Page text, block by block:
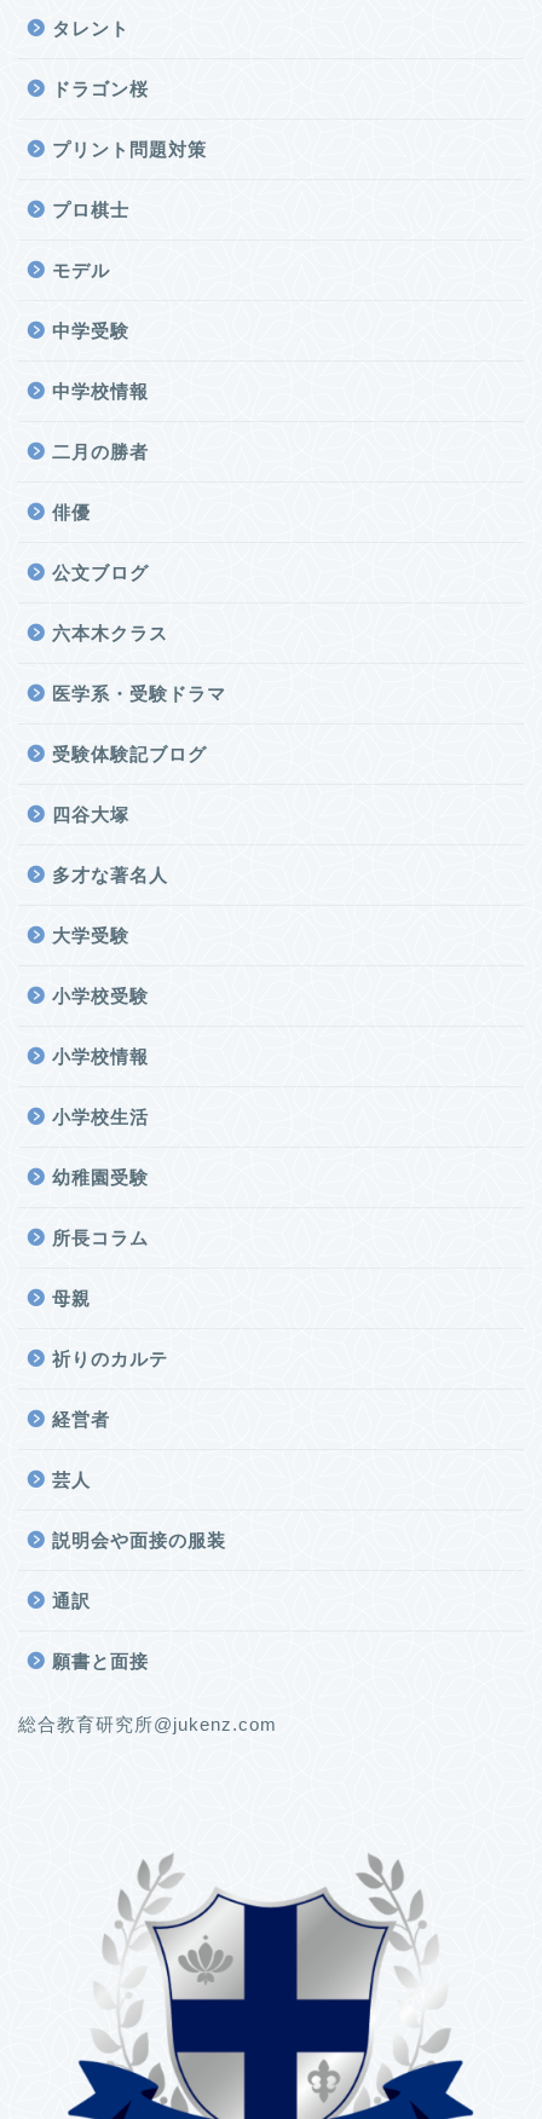
タレント
ドラゴン桜
プリント問題対策
プロ棋士
モデル
中学受験
中学校情報
二月の勝者
俳優
公文ブログ
六本木クラス
医学系・受験ドラマ
受験体験記ブログ
四谷大塚
多才な著名人
大学受験
小学校受験
小学校情報
小学校生活
幼稚園受験
所長コラム
母親
祈りのカルテ
経営者
芸人
説明会や面接の服装
通訳
願書と面接
総合教育研究所@jukenz.com